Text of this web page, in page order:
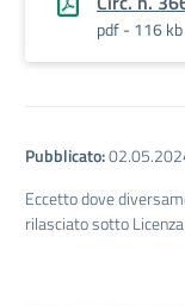
pdf - 116 kb
Pubblicato:
Eccetto dove
rilasciato sotto